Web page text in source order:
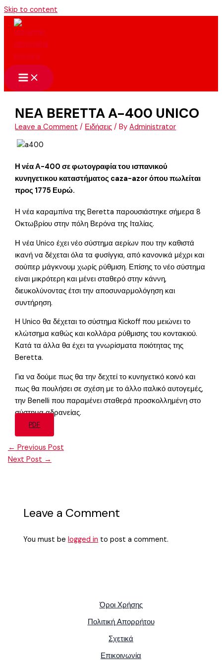
Skip to content
ΝΕΑ BERETTA A-400 UNICO
Leave a Comment / Ειδήσεις / ByAdministrator
Η νέα Α-400 σε φωτογραφία του ισπανικού
κυνηγετικου καταστήματος caza-azor όπου πωλείται
προς 1775 Ευρώ.
Η νέα καραμπίνα της Beretta παρουσιάστηκε σήμερα 8
Οκτωβρίου στην πόλη Βερόνα της Ιταλίας.
Η νέα Unico έχει νέο σύστημα αερίων που την καθιστά
ικανή να δέχεται όλα τα φυσίγγια, από κανονικά μέχρι και
σούπερ μάγκνουμ χωρίς ρύθμιση. Επίσης το νέο σύστημα
είναι μικρότερη και μένει σταθερό στην κάννη,
διευκολύνοντας έτσι την αποσυναρμολόγηση και
συντήρηση.
Η Unico θα δέχεται το σύστημα Kickoff που μειώνει το
κλώτσημα καθώς και κολλάρα ρύθμισης του κοντακιού.
Κατά τα άλλα θα έχει τα γνωρίσματα ποιότητας της
Beretta.
Για να δούμε πως θα την δεχτεί το κυνηγετικό κοινό και
πως θα πουλήσει σε σχέση με το άλλο ιταλικό αυτογεμές,
την Benelli που παραμένει σταθερά προσκολλημένη στο
σύστημα αδρανείας.
PDF
← Previous Post
Next Post →
Leave a Comment
You must belogged in to post a comment.
Όροι Χρήσης
Πολιτική Απορρήτου
Σχετικά
Επικοινωνία